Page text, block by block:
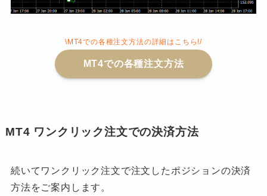
\MT4での各種注文方法の詳細はこちら!/
MT4での各種注文方法
MT4 ワンクリック注文での決済方法
続いてワンクリック注文で注文したポジションの決済
方法をご案内します。